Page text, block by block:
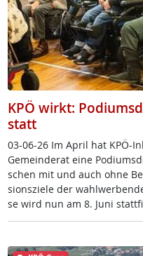
KPÖ wirkt:
statt
03-06-26 Im April ha­t K­PÖ-
Ge­mein­de­rat ei­ne
schen mit und auch oh­ne
si­ons­zie­le der
se wird nun am 8. Ju­ni